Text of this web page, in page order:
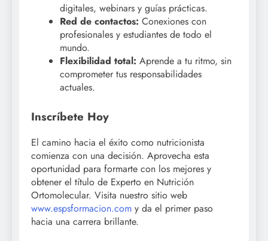
digitales, webinars y guías prácticas.
Red de contactos: Conexiones con
profesionales y estudiantes de todo el
mundo.
Flexibilidad total: Aprende a tu ritmo, sin
comprometer tus responsabilidades
actuales.
Inscríbete Hoy
El camino hacia el éxito como nutricionista
comienza con una decisión. Aprovecha esta
oportunidad para formarte con los mejores y
obtener el título de Experto en Nutrición
Ortomolecular. Visita nuestro sitio web
www.espsformacion.com y da el primer paso
hacia una carrera brillante.